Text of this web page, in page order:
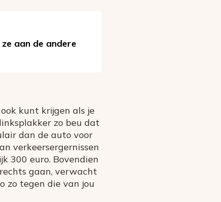
aan de andere
kunt krijgen als je
zo beu dat
dan de auto voor
verkeersergernissen
300 euro. Bovendien
gaan, verwacht
zo tegen die van jou